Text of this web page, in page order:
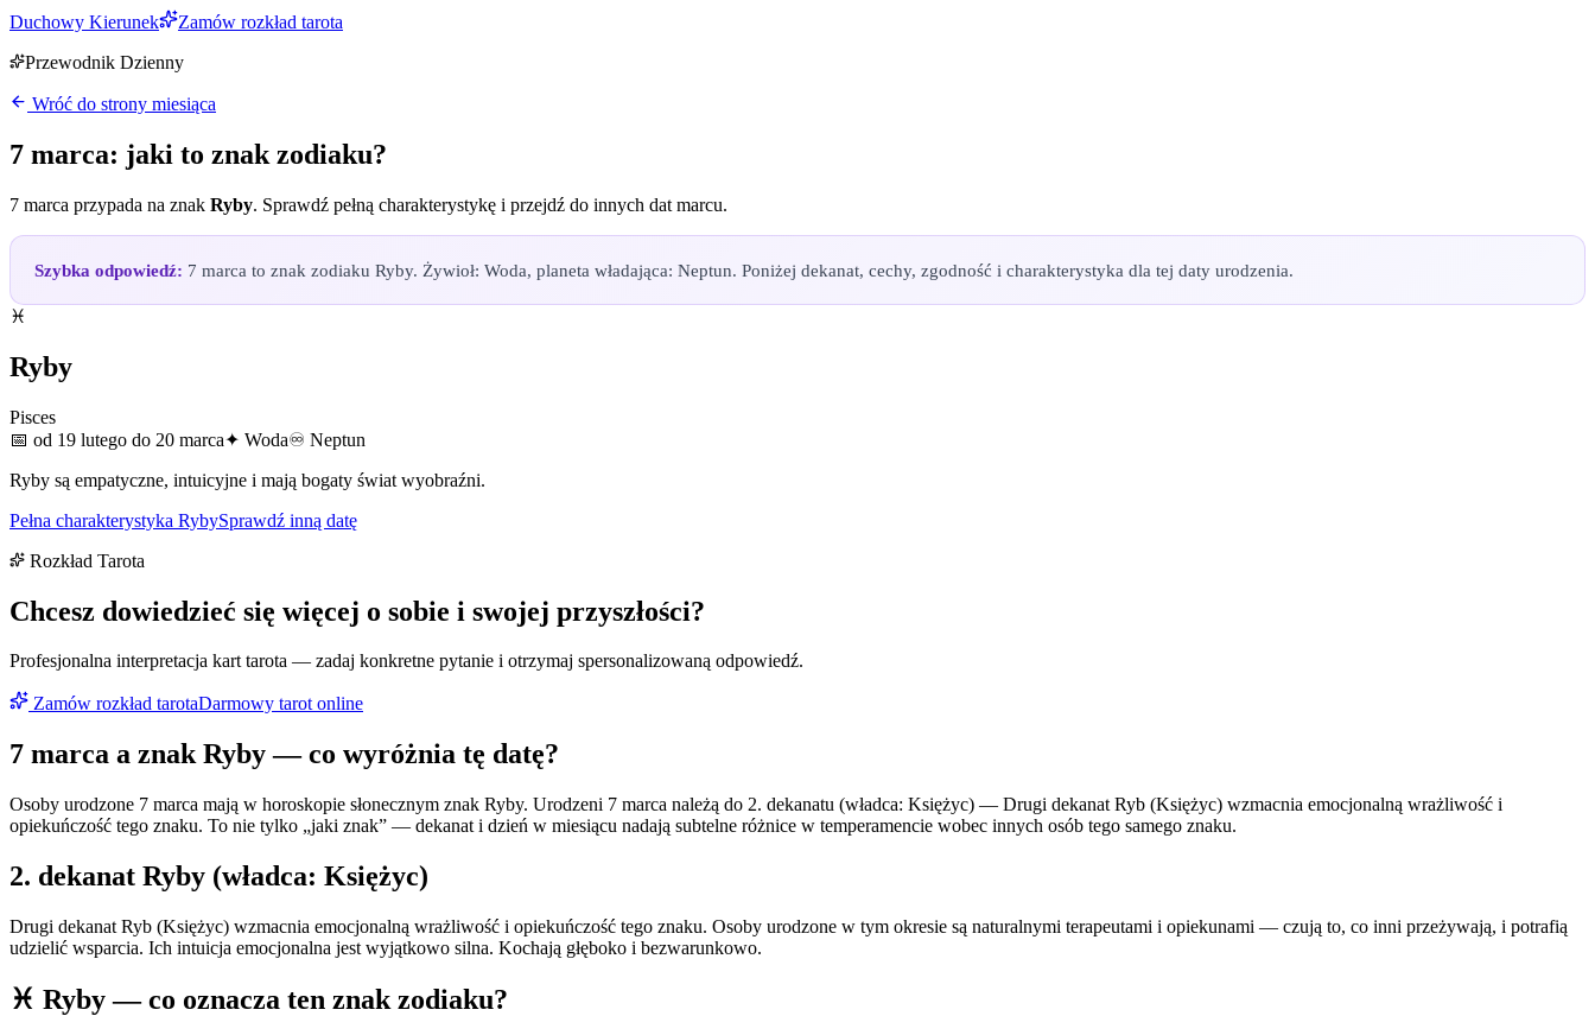
Duchowy Kierunek
Zamów rozkład tarota
Przewodnik Dzienny
Wróć do strony miesiąca
7 marca: jaki to znak zodiaku?
7 marca przypada na znak Ryby. Sprawdź pełną charakterystykę i przejdź do innych dat marcu.
Szybka odpowiedź: 7 marca to znak zodiaku Ryby. Żywioł: Woda, planeta władająca: Neptun. Poniżej dekanat, cechy, zgodność i charakterystyka dla tej daty urodzenia.
♓
Ryby
Pisces
📅 od 19 lutego do 20 marca✦ Woda♾ Neptun
Ryby są empatyczne, intuicyjne i mają bogaty świat wyobraźni.
Pełna charakterystyka RybySprawdź inną datę
Rozkład Tarota
Chcesz dowiedzieć się więcej o sobie i swojej przyszłości?
Profesjonalna interpretacja kart tarota — zadaj konkretne pytanie i otrzymaj spersonalizowaną odpowiedź.
Zamów rozkład tarotaDarmowy tarot online
7 marca a znakRyby— co wyróżnia tę datę?
Osoby urodzone 7 marca mają w horoskopie słonecznym znak Ryby. Urodzeni 7 marca należą do 2. dekanatu (władca: Księżyc) — Drugi dekanat Ryb (Księżyc) wzmacnia emocjonalną wrażliwość i
opiekuńczość tego znaku. To nie tylko „jaki znak” — dekanat i dzień w miesiącu nadają subtelne różnice w temperamencie wobec innych osób tego samego znaku.
2. dekanat Ryby (władca: Księżyc)
Drugi dekanat Ryb (Księżyc) wzmacnia emocjonalną wrażliwość i opiekuńczość tego znaku. Osoby urodzone w tym okresie są naturalnymi terapeutami i opiekunami — czują to, co inni przeżywają, i potrafią
udzielić wsparcia. Ich intuicja emocjonalna jest wyjątkowo silna. Kochają głęboko i bezwarunkowo.
♓ Ryby— co oznacza ten znak zodiaku?